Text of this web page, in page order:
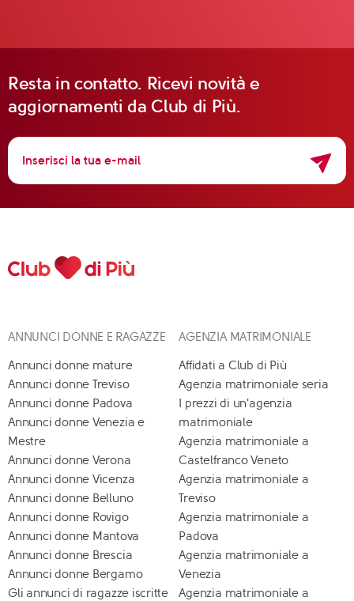
Resta in contatto. Ricevi novità e
aggiornamenti da Club di Più.
ANNUNCI DONNE E RAGAZZE
Annunci donne mature
Annunci donne Treviso
Annunci donne Padova
Annunci donne Venezia e
Mestre
Annunci donne Verona
Annunci donne Vicenza
Annunci donne Belluno
Annunci donne Rovigo
Annunci donne Mantova
Annunci donne Brescia
Annunci donne Bergamo
Gli annunci di ragazze iscritte
AGENZIA MATRIMONIALE
Affidati a Club di Più
Agenzia matrimoniale seria
I prezzi di un'agenzia
matrimoniale
Agenzia matrimoniale a
Castelfranco Veneto
Agenzia matrimoniale a
Treviso
Agenzia matrimoniale a
Padova
Agenzia matrimoniale a
Venezia
Agenzia matrimoniale a